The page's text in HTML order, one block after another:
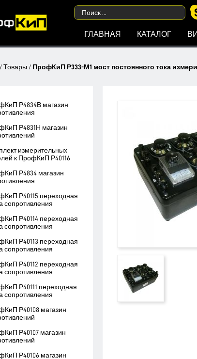
ГЛАВНАЯ КАТАЛОГ
/ Товары / ПрофКиП Р333-М1 мост постоянного тока
Р4834В магазин
Р4831Н магазин
измерительных
к ПрофКиП Р40116
Р4834 магазин
Р40115 переходная
сопротивления
Р40114 переходная
сопротивления
Р40113 переходная
сопротивления
Р40112 переходная
сопротивления
Р40111 переходная
сопротивления
Р40108 магазин
Р40107 магазин
Р40106 магазин